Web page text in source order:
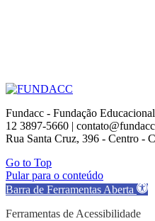
Fundacc - Fundação
12 3897-5660 |
Rua Santa Cruz, 396 - Centro -
Go to Top
Pular para o conteúdo
Barra de Ferramentas Aberta
Ferramentas de Acessibilidade